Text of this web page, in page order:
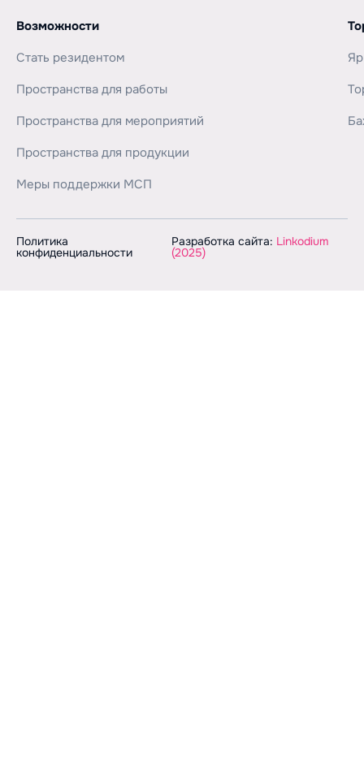
Возможности
Стать резидентом
Пространства для работы
Пространства для мероприятий
Пространства для продукции
Меры поддержки МСП
Политика
конфиденциальности
Разработка сайта: Linkodium
(2025)